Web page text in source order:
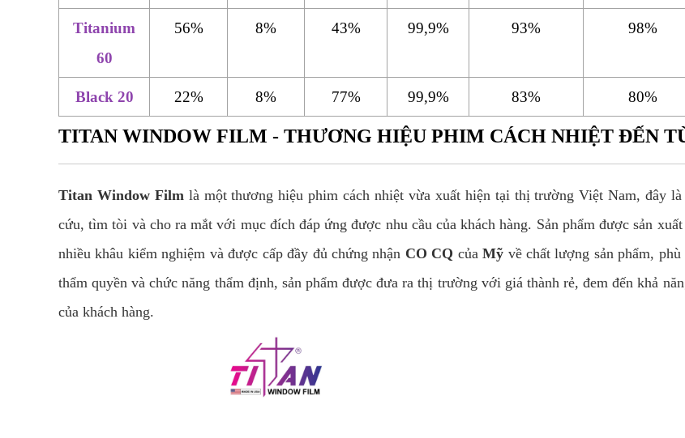
Titanium
60
56% 8% 43% 99,9% 93% 98%
Black 20 22% 8% 77% 99,9% 83% 80%
TITAN WINDOW FILM - THƯƠNG HIỆU PHIM CÁCH NHIỆT ĐẾN
Titan Window Film là một thương hiệu phim cách nhiệt vừa xuất hiện tại thị trường Việt Nam, đây
cứu, tìm tòi và cho ra mắt với mục đích đáp ứng được nhu cầu của khách hàng. Sản phẩm được sản
nhiều khâu kiểm nghiệm và được cấp đầy đủ chứng nhận CO CQ củaMỹ về chất lượng sản phẩm,
thẩm quyền và chức năng thẩm định, sản phẩm được đưa ra thị trường với giá thành rẻ, đem đến khả
của khách hàng.